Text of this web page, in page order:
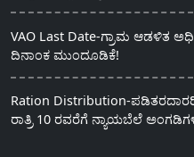
VAO Last Date-ಗ್ರಾಮ ಆಡಳಿತ
ದಿನಾಂಕ ಮುಂದೂಡಿಕೆ!
Ration Distribution-
ರಾತ್ರಿ 10 ರವರೆಗೆ ನ್ಯಾಯಬೆಲೆ